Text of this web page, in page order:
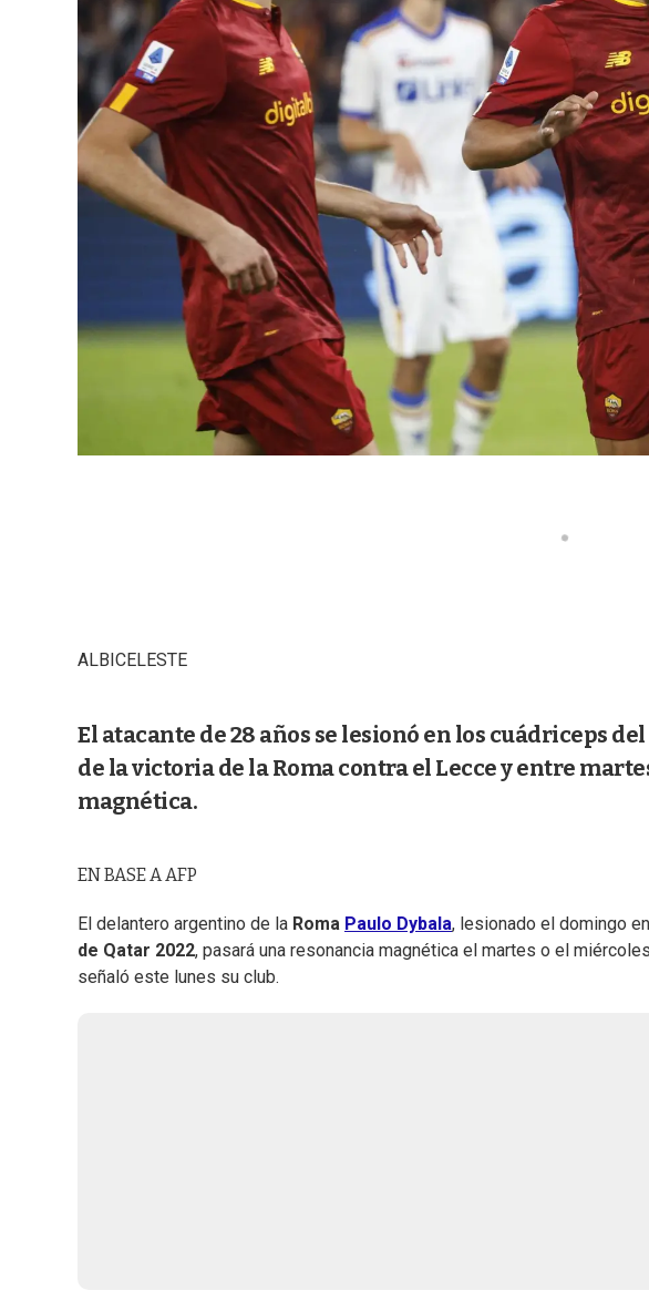
ALBICELESTE
El atacante de 28 años se lesionó en los cuádriceps
de la victoria de la Roma contra el Lecce y entre
magnética.
EN BASE A AFP
El delantero argentino de la Roma Paulo Dybala, lesionado el domingo
de Qatar 2022, pasará una resonancia magnética el martes o el
señaló este lunes su club.